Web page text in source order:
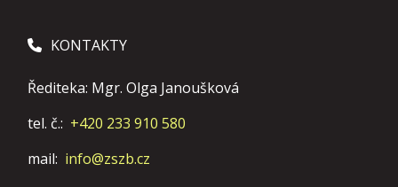
KONTAKTY
Řediteka: Mgr. Olga Janoušková
tel. č.: +420 233 910 580
mail: info@zszb.cz